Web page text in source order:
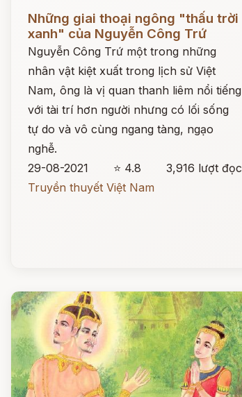
Những giai thoại ngông "thấu trời
xanh" của Nguyễn Công Trứ
Nguyễn Công Trứ một trong những
nhân vật kiệt xuất trong lịch sử Việt
Nam, ông là vị quan thanh liêm nổi tiếng
với tài trí hơn người nhưng có lối sống
tự do và vô cùng ngang tàng, ngạo
nghễ.
29-08-2021
⭐ 4.8
3,916 lượt đọc
Truyền thuyết Việt Nam